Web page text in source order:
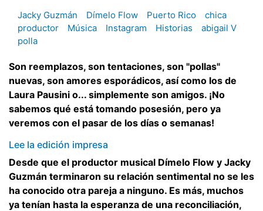
Jacky Guzmán Dímelo Flow Puerto Rico
chica
productor
Música Instagram Historias
abigail V
polla
Son reemplazos, son tentaciones, son "pollas"
nuevas, son amores esporádicos, así como los de
Laura Pausini o... simplemente son amigos. ¡No
sabemos qué está tomando posesión, pero ya
veremos con el pasar de los días o semanas!
Lee la edición impresa
Desde que el productor musical Dímelo Flow y Jacky
Guzmán terminaron su relación sentimental no se les
ha conocido otra pareja a ninguno. Es más, muchos
ya tenían hasta la esperanza de una reconciliación,